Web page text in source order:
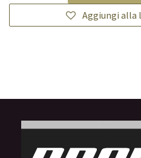
Aggiungi alla